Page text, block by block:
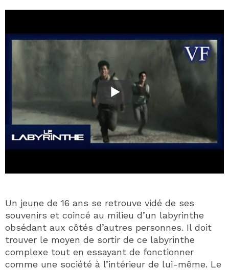
Un jeune de 16 ans se retrouve vidé de ses
souvenirs et coincé au milieu d’un labyrinthe
obsédant aux côtés d’autres personnes. Il doit
trouver le moyen de sortir de ce labyrinthe
complexe tout en essayant de fonctionner
comme une société à l’intérieur de lui-même. Le